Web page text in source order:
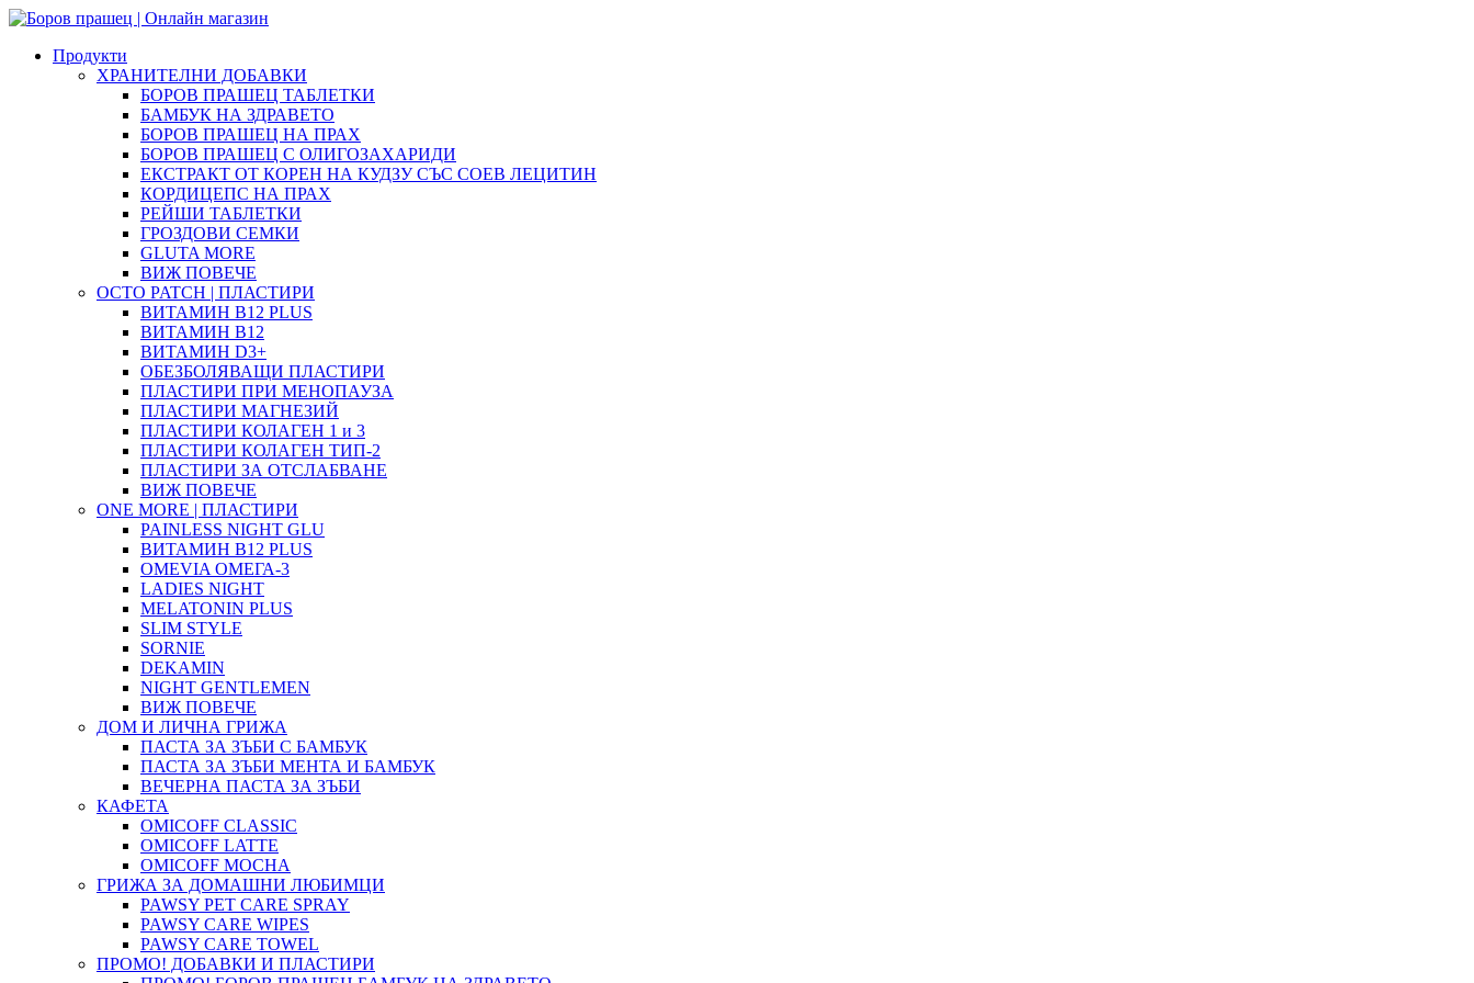
Продукти
ХРАНИТЕЛНИ ДОБАВКИ
БОРОВ ПРАШЕЦ ТАБЛЕТКИ
БАМБУК НА ЗДРАВЕТО
БОРОВ ПРАШЕЦ НА ПРАХ
БОРОВ ПРАШЕЦ С ОЛИГОЗАХАРИДИ
ЕКСТРАКТ ОТ КОРЕН НА КУДЗУ СЪС СОЕВ ЛЕЦИТИН
КОРДИЦЕПС НА ПРАХ
РЕЙШИ ТАБЛЕТКИ
ГРОЗДОВИ СЕМКИ
GLUTA MORE
ВИЖ ПОВЕЧЕ
OCTO PATCH | ПЛАСТИРИ
ВИТАМИН B12 PLUS
ВИТАМИН B12
ВИТАМИН D3+
ОБЕЗБОЛЯВАЩИ ПЛАСТИРИ
ПЛАСТИРИ ПРИ МЕНОПАУЗА
ПЛАСТИРИ МАГНЕЗИЙ
ПЛАСТИРИ КОЛАГЕН 1 и 3
ПЛАСТИРИ КОЛАГЕН ТИП-2
ПЛАСТИРИ ЗА ОТСЛАБВАНЕ
ВИЖ ПОВЕЧЕ
ONE MORE | ПЛАСТИРИ
PAINLESS NIGHT GLU
ВИТАМИН B12 PLUS
ОMEVIA ОМЕГА-3
LADIES NIGHT
MELATONIN PLUS
SLIM STYLE
SORNIE
DEKAMIN
NIGHT GENTLEMEN
ВИЖ ПОВЕЧЕ
ДОМ И ЛИЧНА ГРИЖА
ПАСТА ЗА ЗЪБИ С БАМБУК
ПАСТА ЗА ЗЪБИ МЕНТА И БАМБУК
ВЕЧЕРНА ПАСТА ЗА ЗЪБИ
КАФЕТА
OMICOFF CLASSIC
OMICOFF LATTE
OMICOFF MOCHA
ГРИЖА ЗА ДОМАШНИ ЛЮБИМЦИ
PAWSY PET CARE SPRAY
PAWSY CARE WIPES
PAWSY CARE TOWEL
ПРОМО! ДОБАВКИ И ПЛАСТИРИ